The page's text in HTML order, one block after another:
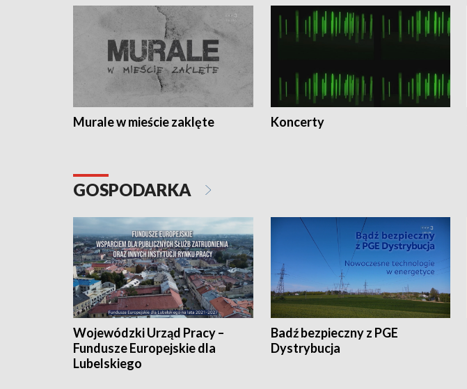
Murale w mieście zaklęte Koncerty
GOSPODARKA
Wojewódzki Urząd Pracy –
Fundusze Europejskie dla
Lubelskiego
Badź bezpieczny z PGE
Dystrybucja